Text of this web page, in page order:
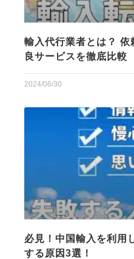
輸入代行業者とは？
良サービスを徹底比較
2024/06/30
必見！中国輸入を利用
する原因3選！